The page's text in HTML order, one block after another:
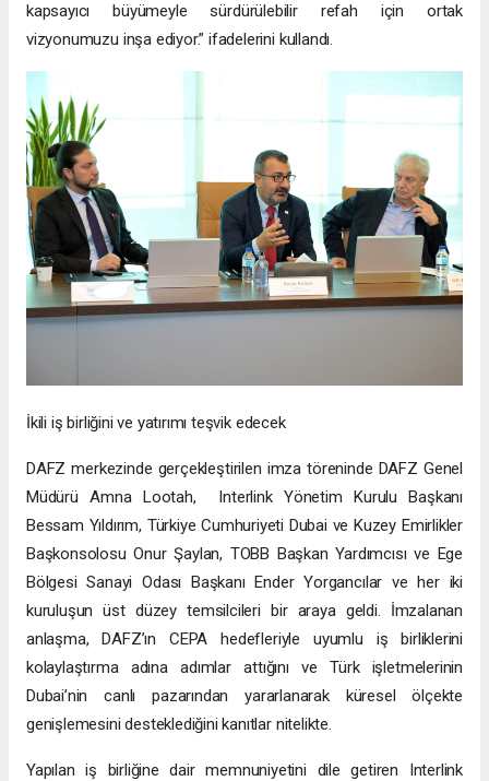
kapsayıcı büyümeyle sürdürülebilir refah için ortak
vizyonumuzu inşa ediyor.” ifadelerini kullandı.
İkili iş birliğini ve yatırımı teşvik edecek
DAFZ merkezinde gerçekleştirilen imza töreninde DAFZ Genel
Müdürü Amna Lootah, Interlink Yönetim Kurulu Başkanı
Bessam Yıldırım, Türkiye Cumhuriyeti Dubai ve Kuzey Emirlikler
Başkonsolosu Onur Şaylan, TOBB Başkan Yardımcısı ve Ege
Bölgesi Sanayi Odası Başkanı Ender Yorgancılar ve her iki
kuruluşun üst düzey temsilcileri bir araya geldi. İmzalanan
anlaşma, DAFZ’ın CEPA hedefleriyle uyumlu iş birliklerini
kolaylaştırma adına adımlar attığını ve Türk işletmelerinin
Dubai’nin canlı pazarından yararlanarak küresel ölçekte
genişlemesini desteklediğini kanıtlar nitelikte.
Yapılan iş birliğine dair memnuniyetini dile getiren Interlink